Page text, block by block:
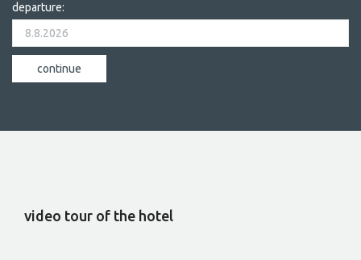
departure:
video tour of the hotel